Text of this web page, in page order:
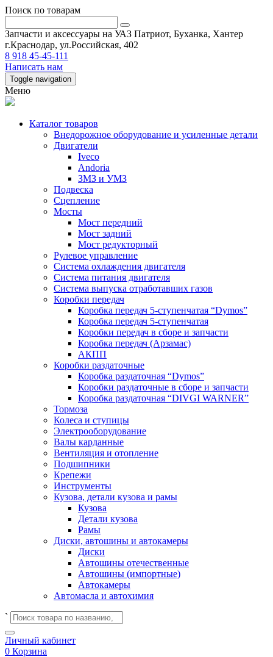
Поиск по товарам
Запчасти и аксессуары на УАЗ Патриот, Буханка, Хантер
г.Краснодар, ул.Российская, 402
8 918 45-45-111
Написать нам
Toggle navigation
Меню
Каталог товаров
Внедорожное оборудование и усиленные детали
Двигатели
Iveco
Andoria
ЗМЗ и УМЗ
Подвеска
Сцепление
Мосты
Мост передний
Мост задний
Мост редукторный
Рулевое управление
Система охлаждения двигателя
Система питания двигателя
Система выпуска отработавших газов
Коробки передач
Коробка передач 5-ступенчатая “Dymos”
Коробка передач 5-ступенчатая
Коробки передач в сборе и запчасти
Коробка передач (Арзамас)
АКПП
Коробки раздаточные
Коробка раздаточная “Dymos”
Коробки раздаточные в сборе и запчасти
Коробка раздаточная “DIVGI WARNER”
Тормоза
Колеса и ступицы
Электрооборудование
Валы карданные
Вентиляция и отопление
Подшипники
Крепежи
Инструменты
Кузова, детали кузова и рамы
Кузова
Детали кузова
Рамы
Диски, автошины и автокамеры
Диски
Автошины отечественные
Автошины (импортные)
Автокамеры
Автомасла и автохимия
`
Личный кабинет
0 Корзина